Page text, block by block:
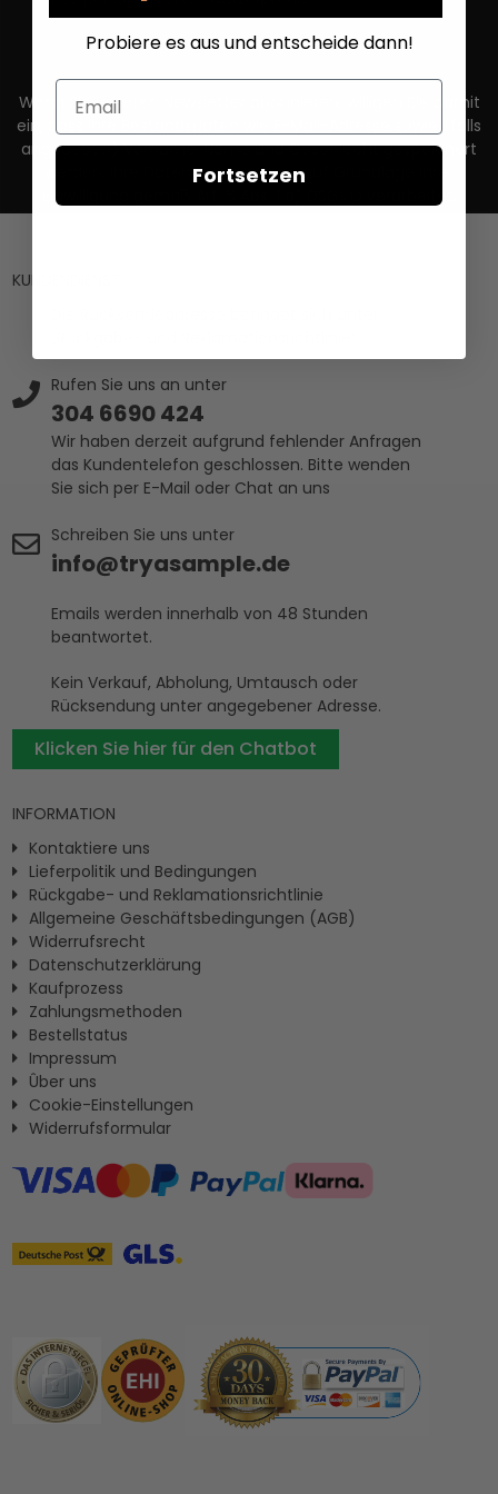
Wenn Sie unseren Newsletter abonnieren, willigen Sie damit
ein, dass Ihre Bestandsdaten wie E-Mail-Adresse sowie (falls
angegeben) Vorname, Name und Geschlecht gespeichert
werden. Ihre Daten werden dann auf Grundlage Ihrer
Einwilligung gemäß Art. 6 Abs. 1 a) DSGVO verarbeitet.
KUNDENDIENST
Rufen Sie uns an unter
304 6690 424
Wir haben derzeit aufgrund fehlender Anfragen
das Kundentelefon geschlossen. Bitte wenden
Sie sich per E-Mail oder Chat an uns
Schreiben Sie uns unter
info@tryasample.de
Emails werden innerhalb von 48 Stunden
beantwortet.
Kein Verkauf, Abholung, Umtausch oder
Rücksendung unter angegebener Adresse.
Klicken Sie hier für den Chatbot
INFORMATION
Kontaktiere uns
Lieferpolitik und Bedingungen
Rückgabe- und Reklamationsrichtlinie
Allgemeine Geschäftsbedingungen (AGB)
Widerrufsrecht
Datenschutzerklärung
Kaufprozess
Zahlungsmethoden
Bestellstatus
Impressum
Ûber uns
Cookie-Einstellungen
Widerrufsformular
Probiere es aus und entscheide dann!
Email
Fortsetzen